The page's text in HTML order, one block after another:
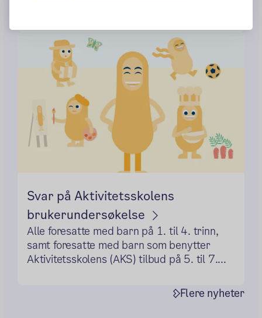
Svar på Aktivitetsskolens
brukerundersøkelse
Alle foresatte med barn på 1. til 4. trinn,
samt foresatte med barn som benytter
Aktivitetsskolens (AKS) tilbud på 5. til 7....
Flere nyheter